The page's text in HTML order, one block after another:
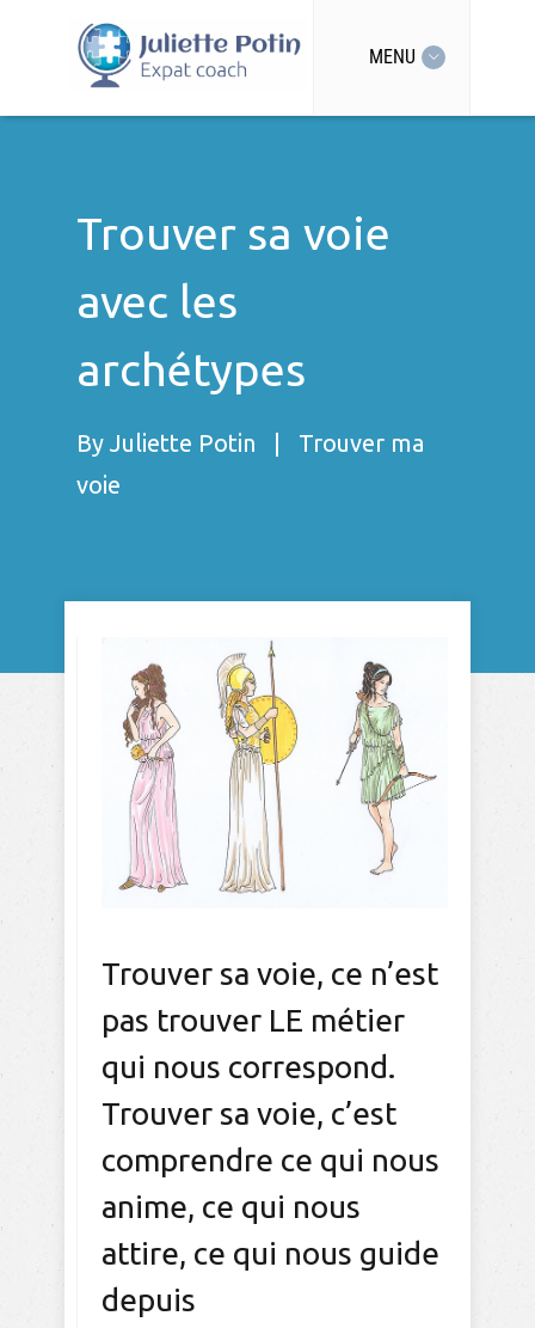
MENU
Trouver sa voie
avec les
archétypes
By Juliette Potin
Trouver ma
voie
Trouver sa voie, ce n’est
pas trouver LE métier
qui nous correspond.
Trouver sa voie, c’est
comprendre ce qui nous
anime, ce qui nous
attire, ce qui nous guide
depuis